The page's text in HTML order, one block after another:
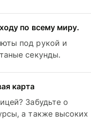
по всему миру.
под рукой и
секунды.
карта
Забудьте о
а также высоких